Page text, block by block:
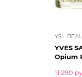
YSL
YVES
Opium
11 290